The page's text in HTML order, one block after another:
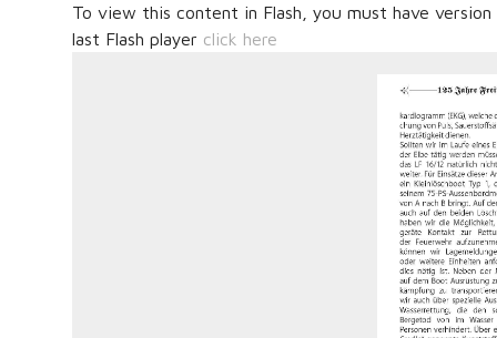
To view this content in Flash, you must have
last Flash player click here